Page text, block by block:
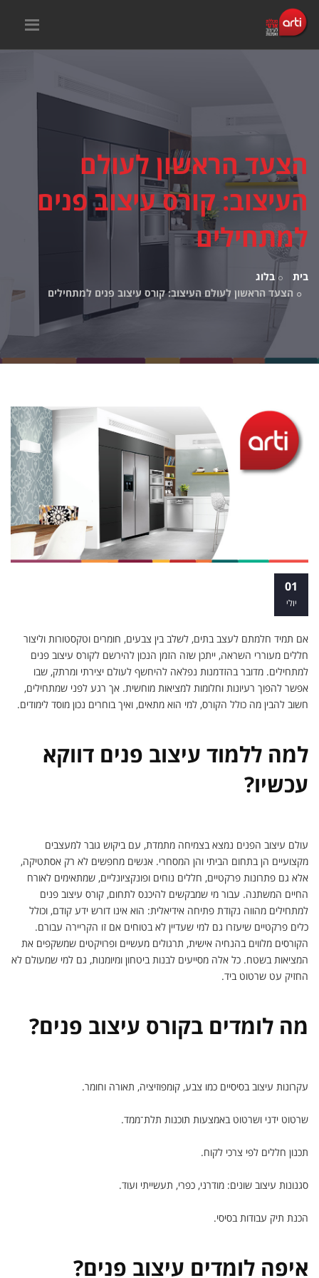
הצעד הראשון לעולם
העיצוב: קורס עיצוב פנים
למתחילים
בית
בלוג
הצעד הראשון לעולם העיצוב: קורס עיצוב פנים למתחילים
01
יולי
אם תמיד חלמתם לעצב בתים, לשלב בין צבעים, חומרים וטקסטורות וליצור
חללים מעוררי השראה, ייתכן שזה הזמן הנכון להירשם לקורס עיצוב פנים
למתחילים. מדובר בהזדמנות נפלאה להיחשף לעולם יצירתי ומרתק, שבו
אפשר להפוך רעיונות וחלומות למציאות מוחשית. אך רגע לפני שמתחילים,
חשוב להבין מה כולל הקורס, למי הוא מתאים, ואיך בוחרים נכון מוסד לימודים.
למה ללמוד עיצוב פנים דווקא
עכשיו?
עולם עיצוב הפנים נמצא בצמיחה מתמדת, עם ביקוש גובר למעצבים
מקצועיים הן בתחום הביתי והן המסחרי. אנשים מחפשים לא רק אסתטיקה,
אלא גם פתרונות פרקטיים, חללים נוחים ופונקציונליים, שמתאימים לאורח
החיים המשתנה. עבור מי שמבקשים להיכנס לתחום, קורס עיצוב פנים
למתחילים מהווה נקודת פתיחה אידיאלית: הוא אינו דורש ידע קודם, וכולל
כלים פרקטיים שיעזרו גם למי שעדיין לא בטוחים אם זו הקריירה עבורם.
הקורסים מלווים בהנחיה אישית, תרגולים מעשיים ופרויקטים שמשקפים את
המציאות בשטח. כל אלה מסייעים לבנות ביטחון ומיומנות, גם למי שמעולם לא
החזיק עט שרטוט ביד.
מה לומדים בקורס עיצוב פנים?
עקרונות עיצוב בסיסיים כמו צבע, קומפוזיציה, תאורה וחומר.
שרטוט ידני ושרטוט באמצעות תוכנות תלת־ממד.
תכנון חללים לפי צרכי לקוח.
סגנונות עיצוב שונים: מודרני, כפרי, תעשייתי ועוד.
הכנת תיק עבודות בסיסי.
איפה לומדים עיצוב פנים?